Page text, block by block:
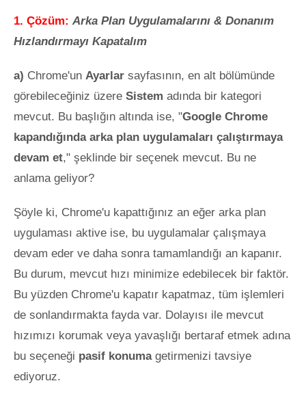
1. Çözüm: Arka Plan Uygulamalarını & Donanım
Hızlandırmayı Kapatalım
a) Chrome'un Ayarlar sayfasının, en alt bölümünde
görebileceğiniz üzere Sistem adında bir kategori
mevcut. Bu başlığın altında ise, "Google Chrome
kapandığında arka plan uygulamaları çalıştırmaya
devam et," şeklinde bir seçenek mevcut. Bu ne
anlama geliyor?
Şöyle ki, Chrome'u kapattığınız an eğer arka plan
uygulaması aktive ise, bu uygulamalar çalışmaya
devam eder ve daha sonra tamamlandığı an kapanır.
Bu durum, mevcut hızı minimize edebilecek bir faktör.
Bu yüzden Chrome'u kapatır kapatmaz, tüm işlemleri
de sonlandırmakta fayda var. Dolayısı ile mevcut
hızımızı korumak veya yavaşlığı bertaraf etmek adına
bu seçeneği pasif konumagetirmenizi tavsiye
ediyoruz.